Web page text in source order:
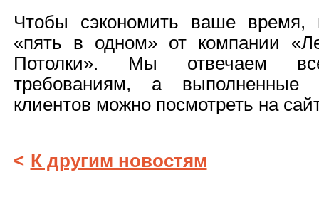
Чтобы сэкономить ваше время,
«пять в одном» от компании
Потолки». Мы отвечаем
требованиям, а
клиентов можно посмотреть на
< К другим новостям